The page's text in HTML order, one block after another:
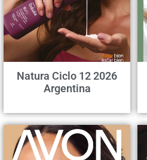
Natura Ciclo 12 2026
Argentina